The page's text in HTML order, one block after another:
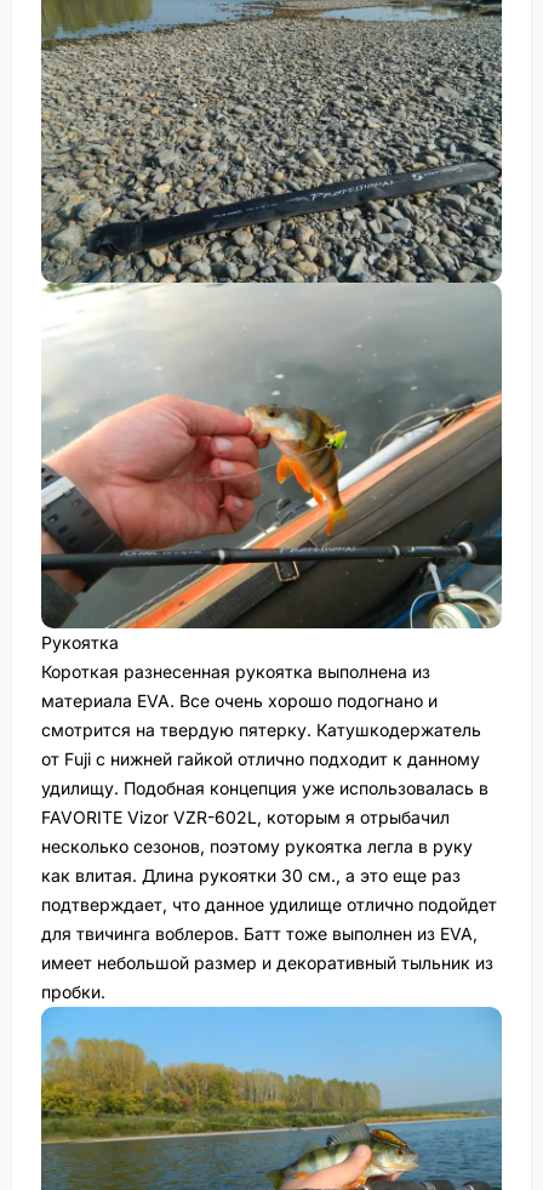
Рукоятка
Короткая разнесенная рукоятка выполнена из
материала EVA. Все очень хорошо подогнано и
смотрится на твердую пятерку. Катушкодержатель
от Fuji с нижней гайкой отлично подходит к данному
удилищу. Подобная концепция уже использовалась в
FAVORITE Vizor VZR-602L, которым я отрыбачил
несколько сезонов, поэтому рукоятка легла в руку
как влитая. Длина рукоятки 30 см., а это еще раз
подтверждает, что данное удилище отлично подойдет
для твичинга воблеров. Батт тоже выполнен из EVA,
имеет небольшой размер и декоративный тыльник из
пробки.